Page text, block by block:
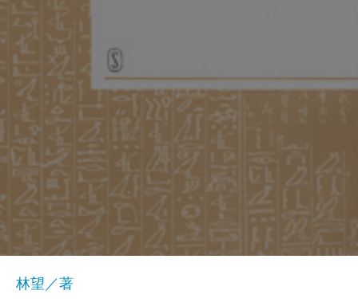
林望／著